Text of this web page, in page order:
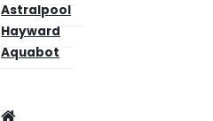
Astralpool
Hayward
Aquabot